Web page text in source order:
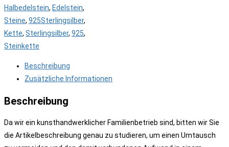
Halbedelstein, Edelstein,
Steine, 925Sterlingsilber,
Kette, Sterlingsilber, 925,
Steinkette
Beschreibung
Zusätzliche Informationen
Beschreibung
Da wir ein kunsthandwerklicher Familienbetrieb sind, bitten wir Sie
die Artikelbeschreibung genau zu studieren, um einen Umtausch